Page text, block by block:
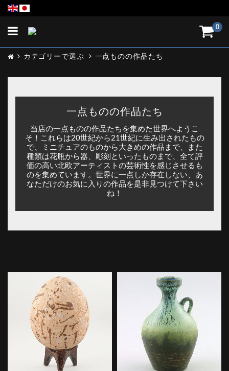
0
Toggle
カテゴリーで選ぶ 一点ものの作品たち
一点ものの作品たち
当店の一点ものの作品たちを集めた世界へようこ
そ！これらは20世紀から21世紀に生み出されたもの
で、ミニチュアのものから大きめの作品まで、また
種類は花瓶から器、彫刻といったものまで、全て評
価の高い北欧アーティストの芸術性を感じさせるも
のを集めています。世界に一点しか存在しない、あ
なただけのお気に入りの作品を是非見つけて下さい
ね！